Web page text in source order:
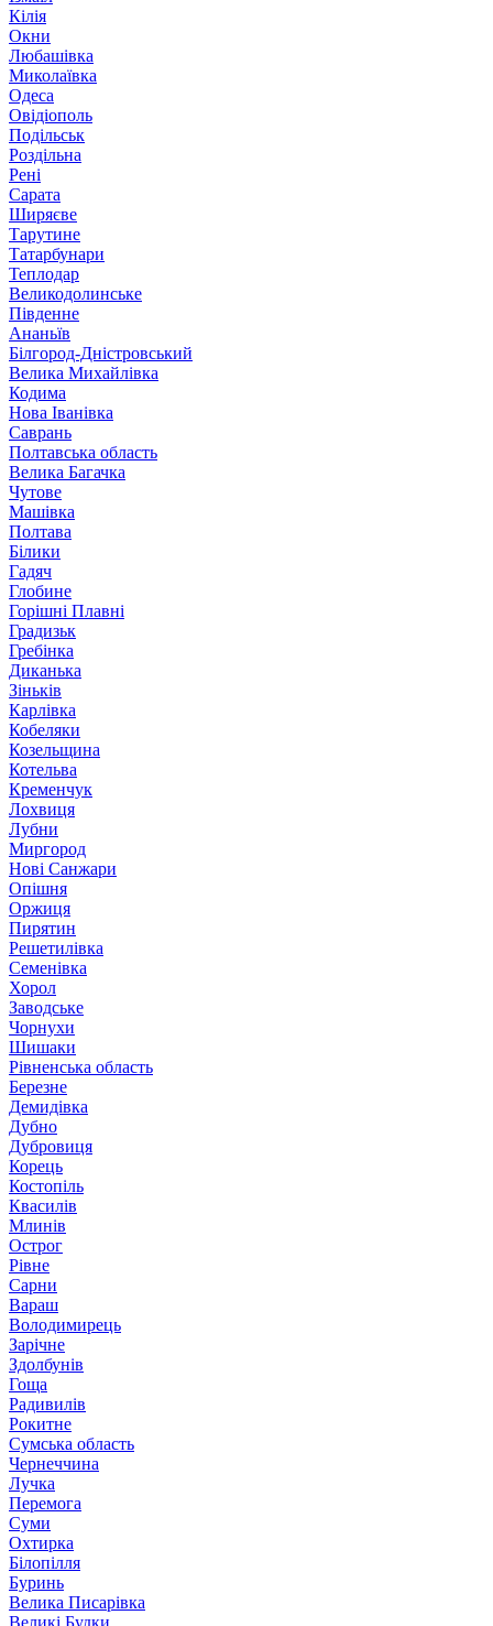
Кілія
Окни
Любашівка
Миколаївка
Одеса
Овідіополь
Подільськ
Роздільна
Рені
Сарата
Ширяєве
Тарутине
Татарбунари
Теплодар
Великодолинське
Південне
Ананьїв
Білгород-Дністровський
Велика Михайлівка
Кодима
Нова Іванівка
Саврань
Полтавська область
Велика Багачка
Чутове
Машівка
Полтава
Білики
Гадяч
Глобине
Горішні Плавні
Градизьк
Гребінка
Диканька
Зіньків
Карлівка
Кобеляки
Козельщина
Котельва
Кременчук
Лохвиця
Лубни
Миргород
Нові Санжари
Опішня
Оржиця
Пирятин
Решетилівка
Семенівка
Хорол
Заводське
Чорнухи
Шишаки
Рівненська область
Березне
Демидівка
Дубно
Дубровиця
Корець
Костопіль
Квасилів
Млинів
Острог
Рівне
Сарни
Вараш
Володимирець
Зарічне
Здолбунів
Гоща
Радивилів
Рокитне
Сумська область
Чернеччина
Лучка
Перемога
Суми
Охтирка
Білопілля
Буринь
Велика Писарівка
Великі Будки